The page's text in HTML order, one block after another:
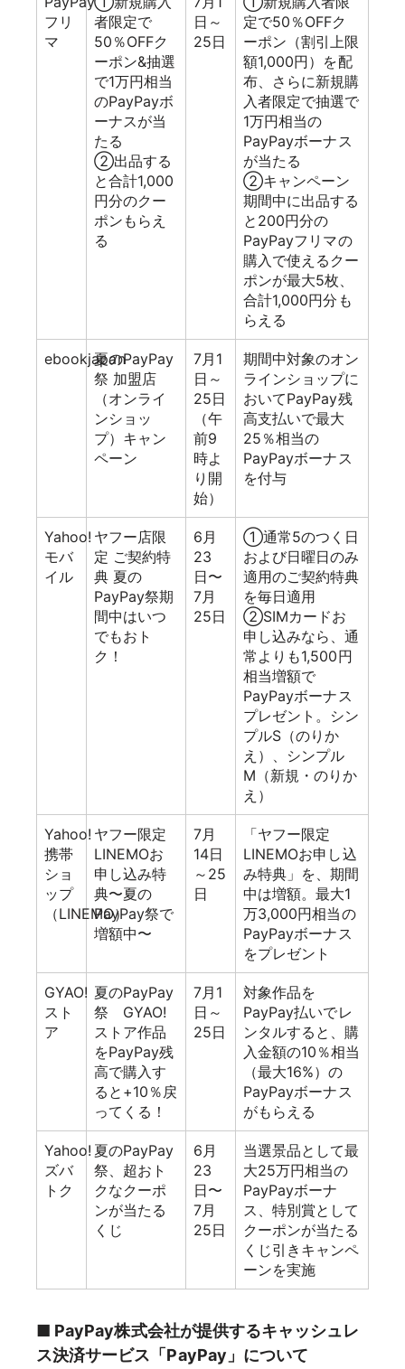
フリ
マ
者限定で
50％OFFク
ーポン&抽選
で1万円相当
のPayPayボ
ーナスが当
たる
②出品する
と合計1,000
円分のクー
ポンもらえ
る
日～
25日
定で50％OFFク
ーポン（割引上限
額1,000円）を配
布、さらに新規購
入者限定で抽選で
1万円相当の
PayPayボーナス
が当たる
②キャンペーン
期間中に出品する
と200円分の
PayPayフリマの
購入で使えるクー
ポンが最大5枚、
合計1,000円分も
らえる
ebookjapan夏のPayPay
祭 加盟店
（オンライ
ンショッ
プ）キャン
ペーン
7月1
日～
25日
（午
前9
時よ
り開
始）
期間中対象のオン
ラインショップに
おいてPayPay残
高支払いで最大
25％相当の
PayPayボーナス
を付与
Yahoo!
モバ
イル
ヤフー店限
定 ご契約特
典 夏の
PayPay祭期
間中はいつ
でもおト
ク！
6月
23
日〜
7月
25日
①通常5のつく日
および日曜日のみ
適用のご契約特典
を毎日適用
②SIMカードお
申し込みなら、通
常よりも1,500円
相当増額で
PayPayボーナス
プレゼント。シン
プルS（のりか
え）、シンプル
M（新規・のりか
え）
Yahoo!
携帯
ショ
ップ
（LINEMO）
ヤフー限定
LINEMOお
申し込み特
典〜夏の
PayPay祭で
増額中〜
7月
14日
～25
日
「ヤフー限定
LINEMOお申し込
み特典」を、期間
中は増額。最大1
万3,000円相当の
PayPayボーナス
をプレゼント
GYAO!
スト
ア
夏のPayPay
祭 GYAO!
ストア作品
をPayPay残
高で購入す
ると+10％戻
ってくる！
7月1
日～
25日
対象作品を
PayPay払いでレ
ンタルすると、購
入金額の10％相当
（最大16%）の
PayPayボーナス
がもらえる
Yahoo!
ズバ
トク
夏のPayPay
祭、超おト
クなクーポ
ンが当たる
くじ
6月
23
日〜
7月
25日
当選景品として最
大25万円相当の
PayPayボーナ
ス、特別賞として
クーポンが当たる
くじ引きキャンペ
ーンを実施
■ PayPay株式会社が提供するキャッシュレ
ス決済サービス「PayPay」について